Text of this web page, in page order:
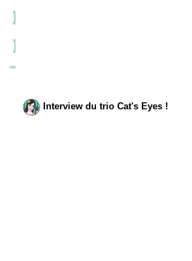
Interview du trio Cat's Eyes !